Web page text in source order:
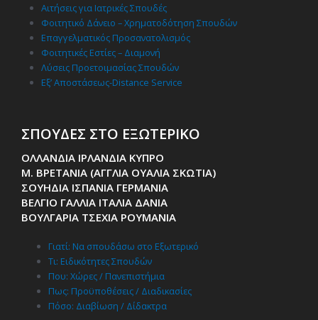
Αιτήσεις για Ιατρικές Σπουδές
Φοιτητικό Δάνειο – Χρηματοδότηση Σπουδών
Επαγγελματικός Προσανατολισμός
Φοιτητικές Εστίες – Διαμονή
Λύσεις Προετοιμασίας Σπουδών
Εξ’ Αποστάσεως-Distance Service
ΣΠΟΥΔΕΣ ΣΤΟ ΕΞΩΤΕΡΙΚΟ
ΟΛΛΑΝΔΙΑ ΙΡΛΑΝΔΙΑ ΚΥΠΡΟ
Μ. ΒΡΕΤΑΝΙΑ (ΑΓΓΛΙΑ ΟΥΑΛΙΑ ΣΚΩΤΙΑ)
ΣΟΥΗΔΙΑ ΙΣΠΑΝΙΑ ΓΕΡΜΑΝΙΑ
ΒΕΛΓΙΟ ΓΑΛΛΙΑ ΙΤΑΛΙΑ ΔΑΝΙΑ
ΒΟΥΛΓΑΡΙΑ ΤΣΕΧΙΑ ΡΟΥΜΑΝΙΑ
Γιατί: Nα σπουδάσω στο Εξωτερικό
Τι: Ειδικότητες Σπουδών
Που: Χώρες / Πανεπιστήμια
Πως: Προϋποθέσεις / Διαδικασίες
Πόσο: Διαβίωση / Δίδακτρα